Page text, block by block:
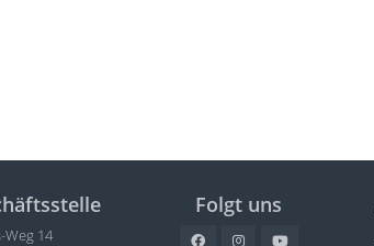
Weg 14
Folgt uns